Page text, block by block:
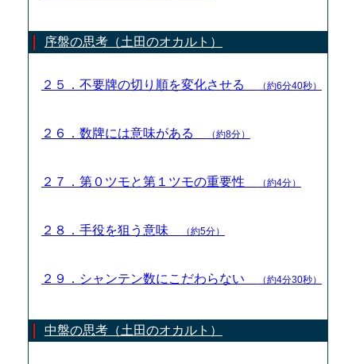
序盤の思考（土田のオカルト）
２５．不要牌の切り順を変化させる （約6分40秒）
２６．数牌には意味がある （約8分）
２７．第０ツモと第１ツモの重要性 （約4分）
２８．手役を狙う意味 （約5分）
２９．シャンテン数にこだわらない （約4分30秒）
中盤の思考（土田のオカルト）